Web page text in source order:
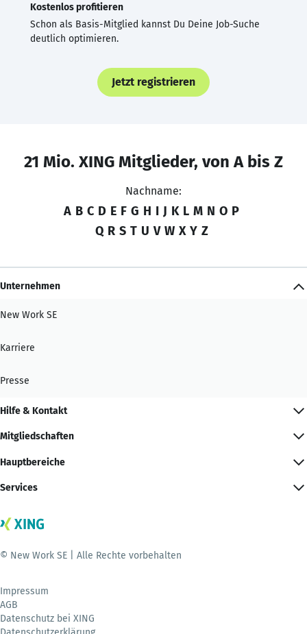
Kostenlos profitieren
Schon als Basis-Mitglied kannst Du Deine Job-Suche
deutlich optimieren.
Jetzt registrieren
21 Mio. XING Mitglieder, von A bis Z
Nachname:
A B C D E F G H I J K L M N O P
Q R S T U V W X Y Z
Unternehmen
New Work SE
Karriere
Presse
Hilfe & Kontakt
Mitgliedschaften
Hauptbereiche
Services
© New Work SE | Alle Rechte vorbehalten
Impressum
AGB
Datenschutz bei XING